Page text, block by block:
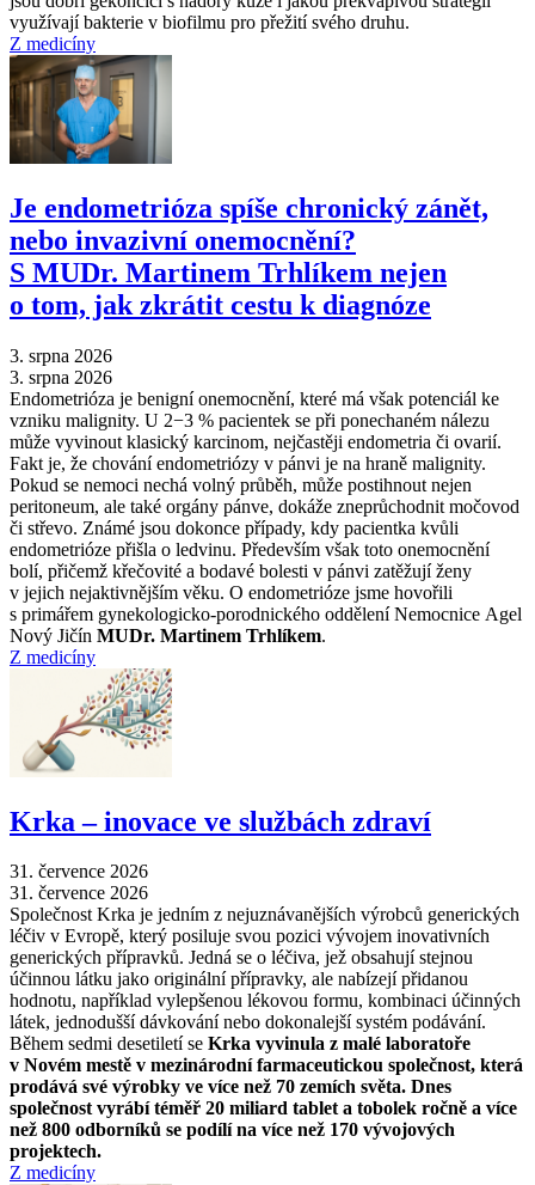
využívají bakterie v biofilmu pro přežití svého druhu.
Z medicíny
Je endometrióza spíše chronický zánět,
nebo invazivní onemocnění?
S MUDr. Martinem Trhlíkem nejen
o tom, jak zkrátit cestu k diagnóze
3. srpna 2026
3. srpna 2026
Endometrióza je benigní onemocnění, které má však potenciál ke
vzniku malignity. U 2−3 % pacientek se při ponechaném nálezu
může vyvinout klasický karcinom, nejčastěji endometria či ovarií.
Fakt je, že chování endometriózy v pánvi je na hraně malignity.
Pokud se nemoci nechá volný průběh, může postihnout nejen
peritoneum, ale také orgány pánve, dokáže zneprůchodnit močovod
či střevo. Známé jsou dokonce případy, kdy pacientka kvůli
endometrióze přišla o ledvinu. Především však toto onemocnění
bolí, přičemž křečovité a bodavé bolesti v pánvi zatěžují ženy
v jejich nejaktivnějším věku. O endometrióze jsme hovořili
s primářem gynekologicko-porodnického oddělení Nemocnice Agel
Nový Jičín MUDr. Martinem Trhlíkem.
Z medicíny
Krka –⁠ inovace ve službách zdraví
31. července 2026
31. července 2026
Společnost Krka je jedním z nejuznávanějších výrobců generických
léčiv v Evropě, který posiluje svou pozici vývojem inovativních
generických přípravků. Jedná se o léčiva, jež obsahují stejnou
účinnou látku jako originální přípravky, ale nabízejí přidanou
hodnotu, například vylepšenou lékovou formu, kombinaci účinných
látek, jednodušší dávkování nebo dokonalejší systém podávání.
Během sedmi desetiletí se Krka vyvinula z malé laboratoře
v Novém mestě v mezinárodní farmaceutickou společnost, která
prodává své výrobky ve více než 70 zemích světa. Dnes
společnost vyrábí téměř 20 miliard tablet a tobolek ročně a více
než 800 odborníků se podílí na více než 170 vývojových
projektech.
Z medicíny